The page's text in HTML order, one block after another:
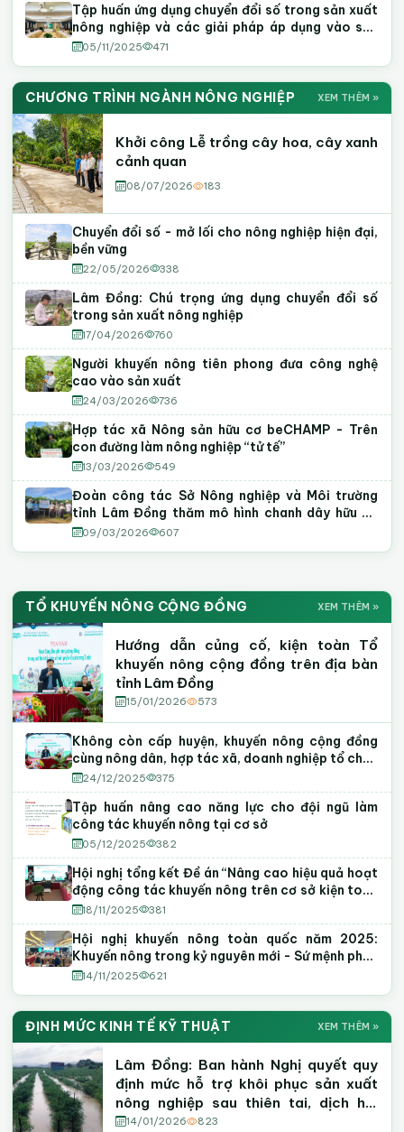
Tập huấn ứng dụng chuyển đổi số trong sản xuất
nông nghiệp và các giải pháp áp dụng vào sản
xuất, kinh doanh
05/11/2025 471
CHƯƠNG TRÌNH NGÀNH NÔNG NGHIỆP XEM THÊM »
Khởi công Lễ trồng cây hoa, cây xanh
cảnh quan
08/07/2026 183
Chuyển đổi số - mở lối cho nông nghiệp hiện đại,
bền vững
22/05/2026 338
Lâm Đồng: Chú trọng ứng dụng chuyển đổi số
trong sản xuất nông nghiệp
17/04/2026 760
Người khuyến nông tiên phong đưa công nghệ
cao vào sản xuất
24/03/2026 736
Hợp tác xã Nông sản hữu cơ beCHAMP - Trên
con đường làm nông nghiệp “tử tế”
13/03/2026 549
Đoàn công tác Sở Nông nghiệp và Môi trường
tỉnh Lâm Đồng thăm mô hình chanh dây hữu cơ
tại phường Tiến Thành
09/03/2026 607
HÌNH ẢNH
Sự Kiện & Hình Ảnh Hoạt Động
Khuyến Nông Lâm Đồng Tập huấn · Hội thảo · Phiên chợ
VIDEO KN
Video Kỹ Thuật Khuyến Nông
Hướng dẫn canh tác Mô hình nông nghiệp CNC
Tập huấn
TỔ KHUYẾN NÔNG CỘNG ĐỒNG XEM THÊM »
Hướng dẫn củng cố, kiện toàn Tổ
khuyến nông cộng đồng trên địa bàn
tỉnh Lâm Đồng
15/01/2026 573
Không còn cấp huyện, khuyến nông cộng đồng
cùng nông dân, hợp tác xã, doanh nghiệp tổ chức
lại sản xuất
24/12/2025 375
Tập huấn nâng cao năng lực cho đội ngũ làm
công tác khuyến nông tại cơ sở
05/12/2025 382
Hội nghị tổng kết Đề án “Nâng cao hiệu quả hoạt
động công tác khuyến nông trên cơ sở kiện toàn
mô hình Tổ khuyến nông cộng đồng” giai đoạn
2022 - 2025
18/11/2025 381
Hội nghị khuyến nông toàn quốc năm 2025:
Khuyến nông trong kỷ nguyên mới - Sứ mệnh phồn
vinh và thịnh vượng
14/11/2025 621
ĐỊNH MỨC KINH TẾ KỸ THUẬT XEM THÊM »
Lâm Đồng: Ban hành Nghị quyết quy
định mức hỗ trợ khôi phục sản xuất
nông nghiệp sau thiên tai, dịch hại
thực vật
14/01/2026 823